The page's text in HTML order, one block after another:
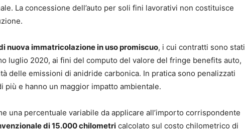
La concessione dell’auto per soli fini lavorativi non costituisce
nuova immatricolazione in uso promiscuo, i cui contratti sono stati
luglio 2020, ai fini del computo del valore del fringe benefits auto,
delle emissioni di anidride carbonica. In pratica sono penalizzati
più e hanno un maggior impatto ambientale.
una percentuale variabile da applicare all’importo corrispondente
di 15.000 chilometri calcolato sul costo chilometrico di